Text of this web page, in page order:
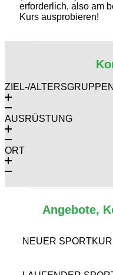
erforderlich, also am
Kurs ausprobieren!
ZIEL-/ALTERSGRUPPEN
AUSRÜSTUNG
ORT
Angebote,
NEUER